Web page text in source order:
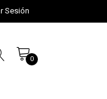
Sesión
0